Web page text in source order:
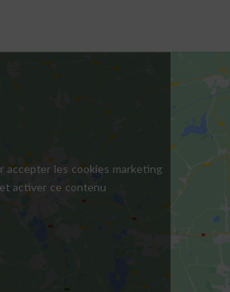
accepter les cookies marketing
et activer ce contenu